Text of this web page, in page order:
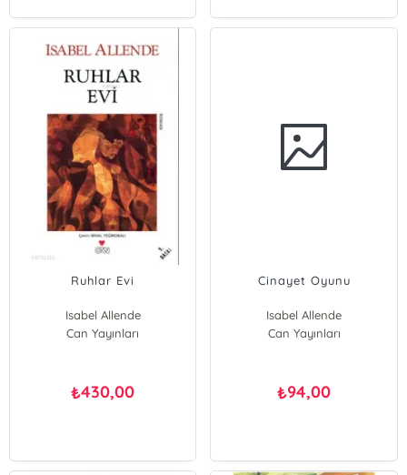
Ruhlar Evi
Isabel Allende
Can Yayınları
₺430,00
Cinayet Oyunu
Isabel Allende
Can Yayınları
₺94,00